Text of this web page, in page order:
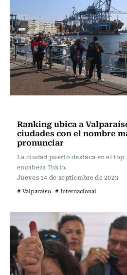
Ranking ubica a
ciudades con el nombre
pronunciar
La ciudad puerto destaca en el top
encabeza Tokio.
Jueves 14 de septiembre de 2023
# Valparaíso # Internacional